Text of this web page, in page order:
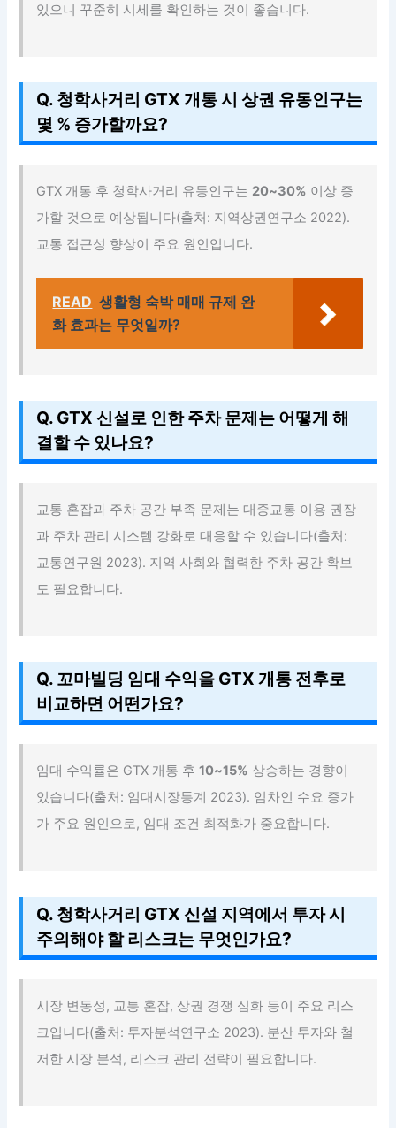
있으니 꾸준히 시세를 확인하는 것이 좋습니다.
Q. 청학사거리 GTX 개통 시 상권 유동인구는
몇 % 증가할까요?
GTX 개통 후 청학사거리 유동인구는 20~30% 이상 증
가할 것으로 예상됩니다(출처: 지역상권연구소 2022).
교통 접근성 향상이 주요 원인입니다.
READ 생활형 숙박 매매 규제 완
화 효과는 무엇일까?
Q. GTX 신설로 인한 주차 문제는 어떻게 해
결할 수 있나요?
교통 혼잡과 주차 공간 부족 문제는 대중교통 이용 권장
과 주차 관리 시스템 강화로 대응할 수 있습니다(출처:
교통연구원 2023). 지역 사회와 협력한 주차 공간 확보
도 필요합니다.
Q. 꼬마빌딩 임대 수익을 GTX 개통 전후로
비교하면 어떤가요?
임대 수익률은 GTX 개통 후10~15% 상승하는 경향이
있습니다(출처: 임대시장통계 2023). 임차인 수요 증가
가 주요 원인으로, 임대 조건 최적화가 중요합니다.
Q. 청학사거리 GTX 신설 지역에서 투자 시
주의해야 할 리스크는 무엇인가요?
시장 변동성, 교통 혼잡, 상권 경쟁 심화 등이 주요 리스
크입니다(출처: 투자분석연구소 2023). 분산 투자와 철
저한 시장 분석, 리스크 관리 전략이 필요합니다.